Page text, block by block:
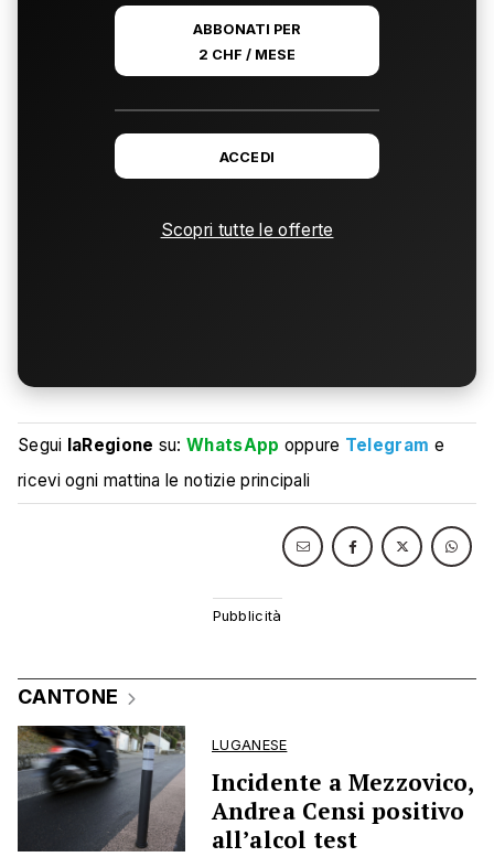
ABBONATI PER
2 CHF / MESE
ACCEDI
Scopri tutte le offerte
Segui laRegione su:WhatsApp oppure Telegram e
ricevi ogni mattina le notizie principali
CANTONE
LUGANESE
Incidente a Mezzovico,
Andrea Censi positivo
all’alcol test